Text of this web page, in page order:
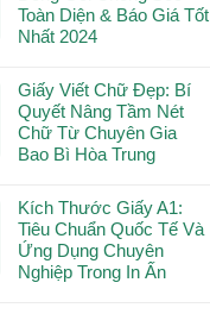
Toàn Diện & Báo Giá Tốt
Nhất 2024
Giấy Viết Chữ Đẹp: Bí
Quyết Nâng Tầm Nét
Chữ Từ Chuyên Gia
Bao Bì Hòa Trung
Kích Thước Giấy A1:
Tiêu Chuẩn Quốc Tế Và
Ứng Dụng Chuyên
Nghiệp Trong In Ấn